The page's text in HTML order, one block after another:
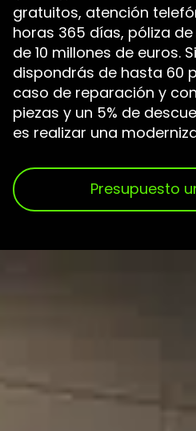
gratuitos, atención
horas 365 días, póliza
de 10 millones de euros.
dispondrás de hasta 60
caso de reparación y
piezas y un 5% de
es realizar una
Presupuesto